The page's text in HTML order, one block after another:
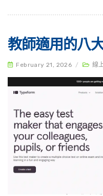
教師適用的八
February 21, 2026 / 線